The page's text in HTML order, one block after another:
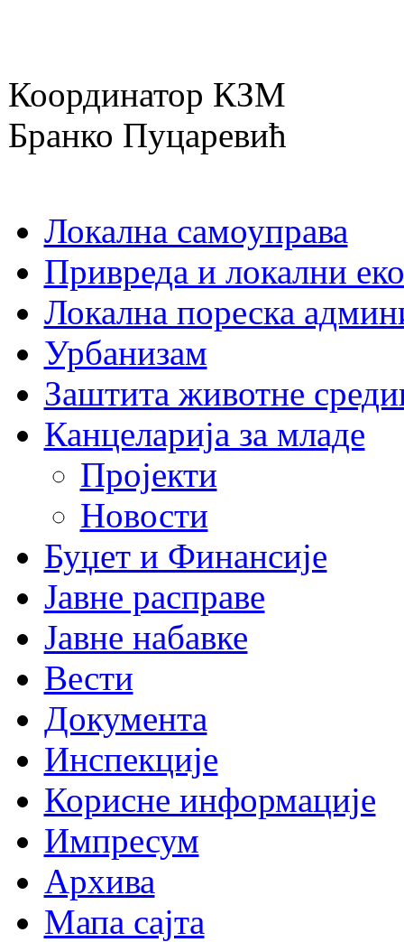
Координатор КЗМ
Бранко Пуцаревић
Локална самоуправа
Привреда и локални
Локална пореска
Урбанизам
Заштита животне
Канцеларија за младе
Пројекти
Новости
Буџет и Финансије
Јавне расправе
Јавне набавке
Вести
Документа
Инспекције
Корисне информације
Импресум
Архива
Мапа сајта